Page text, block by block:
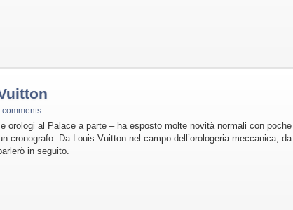
comments
orologi al Palace a parte – ha esposto molte novità normali con poche
cronografo. Da Louis Vuitton nel campo dell’orologeria meccanica, da
in seguito.